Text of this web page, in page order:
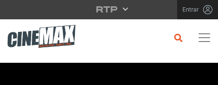
Saltar para o conteúdo principal Entrar
Filme em Cartaz